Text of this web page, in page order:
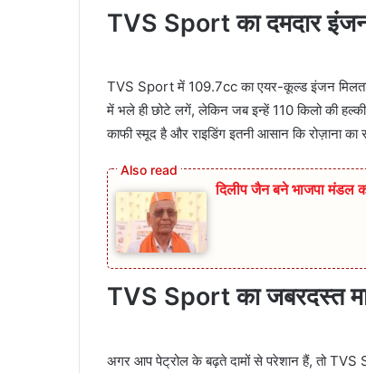
TVS Sport कादमदार
TVS Sport में 109.7cc का एयर-कूल्ड इंजन
में भले ही छोटे लगें, लेकिन जब इन्हें 110 किलो की
काफी स्मूद है और राइडिंग इतनी आसान कि रोज़ाना
दिलीप जैन बने भाजपा मंडल
TVS Sport का जबरदस्त
अगर आप पेट्रोल के बढ़ते दामों से परेशान हैं, तो